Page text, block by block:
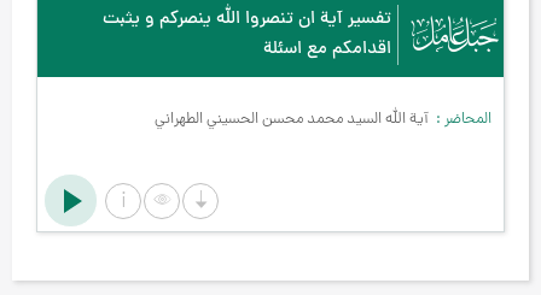
تفسير آية ان تنصروا الله ينصركم و يثبت
اقدامكم مع اسئلة
المحاضر آية الله السيد محمد محسن الحسيني الطهراني